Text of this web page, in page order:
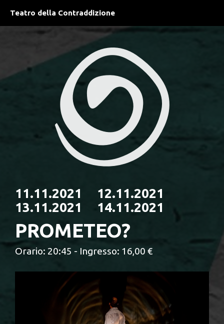
Teatro della Contraddizione
11.11.2021 12.11.2021
13.11.2021 14.11.2021
PROMETEO?
Orario: 20:45 - Ingresso: 16,00 €